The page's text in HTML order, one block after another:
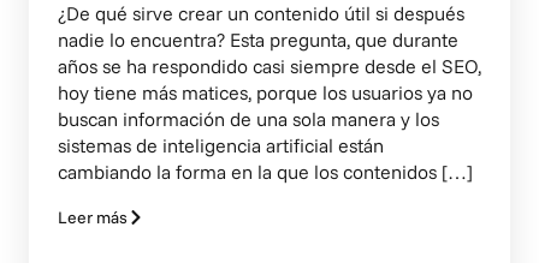
¿De qué sirve crear un contenido útil si después
nadie lo encuentra? Esta pregunta, que durante
años se ha respondido casi siempre desde el SEO,
hoy tiene más matices, porque los usuarios ya no
buscan información de una sola manera y los
sistemas de inteligencia artificial están
cambiando la forma en la que los contenidos […]
Leer más